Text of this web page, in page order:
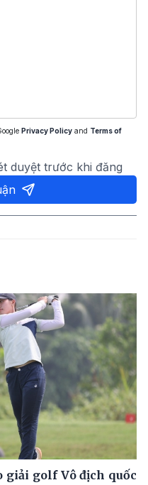
Privacy Policy and Terms of
duyệt trước khi đăng
giải golf Vô địch quốc